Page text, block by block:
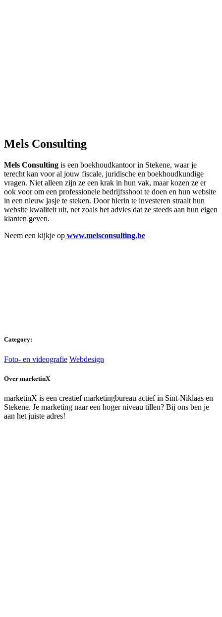
Mels Consulting
Mels Consulting is een boekhoudkantoor in Stekene, waar je
terecht kan voor al jouw fiscale, juridische en boekhoudkundige
vragen. Niet alleen zijn ze een krak in hun vak, maar kozen ze er
ook voor om een professionele bedrijfsshoot te doen en hun website
in een nieuw jasje te steken. Door hierin te investeren straalt hun
website kwaliteit uit, net zoals het advies dat ze steeds aan hun eigen
klanten geven.
Neem een kijkje op www.melsconsulting.be
Category:
Foto- en videografie Webdesign
Over marketinX
marketinX is een creatief marketingbureau actief in Sint-Niklaas en
Stekene. Je marketing naar een hoger niveau tillen? Bij ons ben je
aan het juiste adres!